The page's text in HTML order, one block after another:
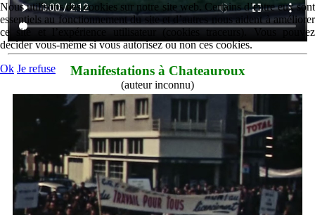
Manifestations à Chateauroux
(auteur inconnu)
Nous utilisons des cookies sur notre site web. Certains d’entre eux sont
essentiels au fonctionnement du site et d’autres nous aident à améliorer
ce site et l’expérience utilisateur (cookies traceurs). Vous pouvez
décider vous-même si vous autorisez ou non ces cookies.
Ok Je refuse